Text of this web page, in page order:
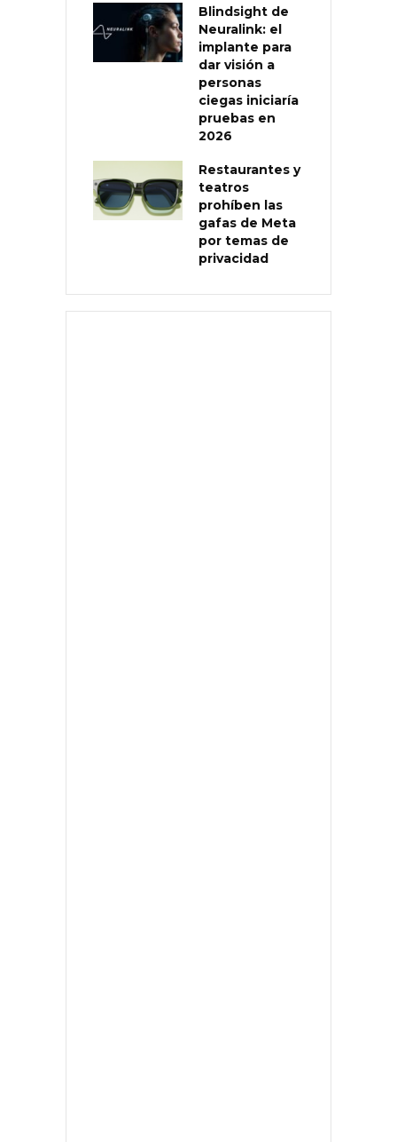
Blindsight de
Neuralink: el
implante para
dar visión a
personas
ciegas iniciaría
pruebas en
2026
Restaurantes y
teatros
prohíben las
gafas de Meta
por temas de
privacidad